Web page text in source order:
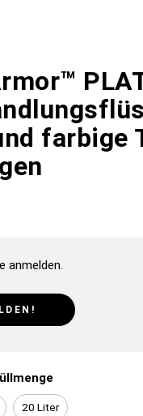
farbige
anmelden.
20 Liter